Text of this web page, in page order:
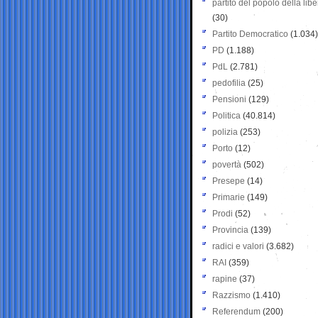
partito del popolo della
(30)
Partito Democratico (1.034)
PD (1.188)
PdL (2.781)
pedofilia (25)
Pensioni (129)
Politica (40.814)
polizia (253)
Porto (12)
povertà (502)
Presepe (14)
Primarie (149)
Prodi (52)
Provincia (139)
radici e valori (3.682)
RAI (359)
rapine (37)
Razzismo (1.410)
Referendum (200)